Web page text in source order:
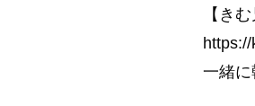
【き
一緒に